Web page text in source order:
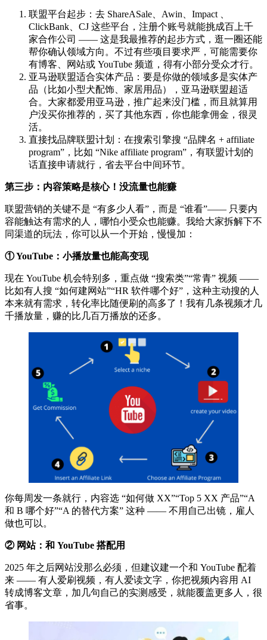
联盟平台起步：去 ShareASale、Awin、Impact 、
ClickBank、CJ 这些平台，注册个账号就能挑成百上千
家合作公司 —— 这是我最推荐的起步方式，逛一圈还能
帮你确认领域方向。不过有些项目要求严，可能需要你
有博客、网站或 YouTube 频道，得有小部分受众才行。
亚马逊联盟适合实体产品：要是你做的领域多是实体产
品（比如小型犬配饰、家居用品），亚马逊联盟超适
合。大家都爱用亚马逊，推广起来没门槛，而且就算用
户没买你推荐的，买了其他东西，你也能拿佣金，很灵
活。
直接找品牌联盟计划：在搜索引擎搜 “品牌名 + affiliate
program”，比如 “Nike affiliate program”，有联盟计划的
话直接申请就行，省去平台中间环节。
第三步：内容策略是核心！没流量也能赚
联盟营销的关键不是 “有多少人看”，而是 “谁看”—— 只要内
容能触达有需求的人，哪怕小受众也能赚。我给大家拆解下不
同渠道的玩法，你可以从一个开始，慢慢加：
① YouTube：小播放量也能高变现
现在 YouTube 机会特别多，重点做 “搜索类”“常青” 视频 ——
比如有人搜 “如何建网站”“HR 软件哪个好”，这种主动搜的人
本来就有需求，转化率比随便刷的高多了！我有几条视频才几
千播放量，赚的比几百万播放的还多。
你每周发一条就行，内容选 “如何做 XX”“Top 5 XX 产品”“A
和 B 哪个好”“A 的替代方案” 这种 —— 不用自己出镜，雇人
做也可以。
② 网站：和 YouTube 搭配用
2025 年之后网站没那么必须，但建议建一个和 YouTube 配着
来 —— 有人爱刷视频，有人爱读文字，你把视频内容用 AI
转成博客文章，加几句自己的实测感受，就能覆盖更多人，很
省事。